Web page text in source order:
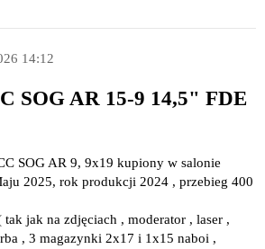
14:12
SOG AR 15-9 14,5" FDE
SOG AR 9, 9x19 kupiony w salonie
2025, rok produkcji 2024 , przebieg 400
jak na zdjęciach , moderator , laser ,
, 3 magazynki 2x17 i 1x15 naboi ,